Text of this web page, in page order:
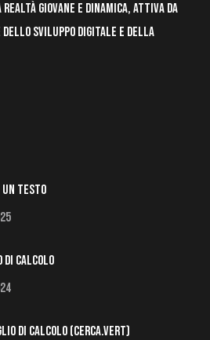
realtà giovane e dinamica, attiva da
sviluppo digitale e della
un testo
Calcolo
di Calcolo (Cerca.Vert)